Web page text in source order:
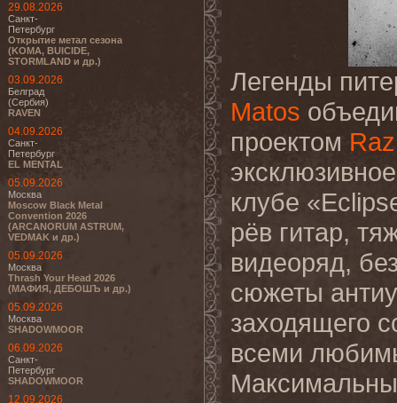
29.08.2026
Санкт-
Петербург
Открытие метал сезона
(KOMA, BUICIDE,
STORMLAND и др.)
03.09.2026
Белград
(Сербия)
RAVEN
04.09.2026
Санкт-
Петербург
EL MENTAL
05.09.2026
Москва
Moscow Black Metal
Convention 2026
(ARCANORUM ASTRUM,
VEDMAK и др.)
05.09.2026
Москва
Thrash Your Head 2026
(МАФИЯ, ДЕБОШЪ и др.)
05.09.2026
Москва
SHADOWMOOR
06.09.2026
Санкт-
Петербург
SHADOWMOOR
12.09.2026
Легенды
Matos
проектом
клубе
рёв гитар,
видеоряд,
сюжеты
заходящего
всеми